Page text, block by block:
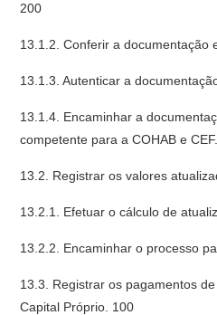
200
13.1.2. Conferir a documentação
13.1.3. Autenticar a
13.1.4. Encaminhar a
competente para a COHAB e
13.2. Registrar os valores
13.2.1. Efetuar o cálculo de
13.2.2. Encaminhar o processo
13.3. Registrar os pagamentos
Capital Próprio. 100